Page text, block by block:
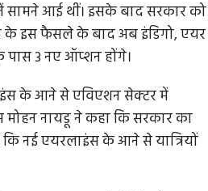
आई थीं। इसके बाद सरकार को
के इस फैसले के बाद अब इंडिगो, एयर
पास 3 नए ऑप्‍शन होंगे।
के आने से एविएशन सेक्‍टर में
मोहन नायडू ने कहा कि सरकार का
कि नई एयरलाइंस के आने से यात्रियों